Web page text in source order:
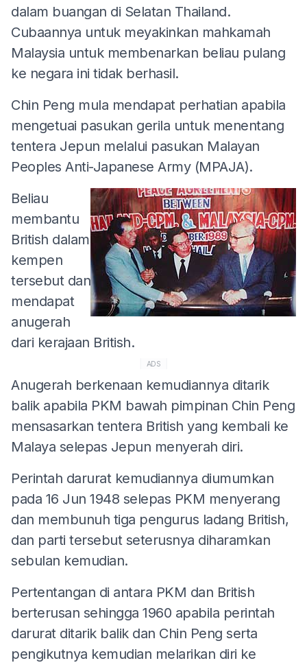
dalam buangan di Selatan Thailand.
Cubaannya untuk meyakinkan mahkamah
Malaysia untuk membenarkan beliau pulang
ke negara ini tidak berhasil.
Chin Peng mula mendapat perhatian apabila
mengetuai pasukan gerila untuk menentang
tentera Jepun melalui pasukan Malayan
Peoples Anti-Japanese Army (MPAJA).
Beliau
membantu
British dalam
kempen
tersebut dan
mendapat
anugerah
dari kerajaan British.
ADS
Anugerah berkenaan kemudiannya ditarik
balik apabila PKM bawah pimpinan Chin Peng
mensasarkan tentera British yang kembali ke
Malaya selepas Jepun menyerah diri.
Perintah darurat kemudiannya diumumkan
pada 16 Jun 1948 selepas PKM menyerang
dan membunuh tiga pengurus ladang British,
dan parti tersebut seterusnya diharamkan
sebulan kemudian.
Pertentangan di antara PKM dan British
berterusan sehingga 1960 apabila perintah
darurat ditarik balik dan Chin Peng serta
pengikutnya kemudian melarikan diri ke